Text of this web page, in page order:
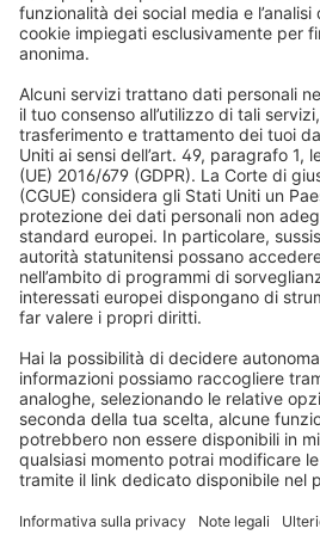
Tende a rullo
Veneziane
Motori per tapparelle
Zanzariere
Tende da sole
Domotica
Elettronica e radio
FAQs
Diritto di recesso/ reclami
Newsletter
Tempi di consegna e spedizione
Metodi di pagamento
Condizioni del buono
Avvertenze di sicurezza
Registrazioni
Informazioni obbligatorie per i
Chi siamo
Cosa dicono i nostri clienti
Metodi di pagamento
Partner di spedizione
Note legali
Termini e